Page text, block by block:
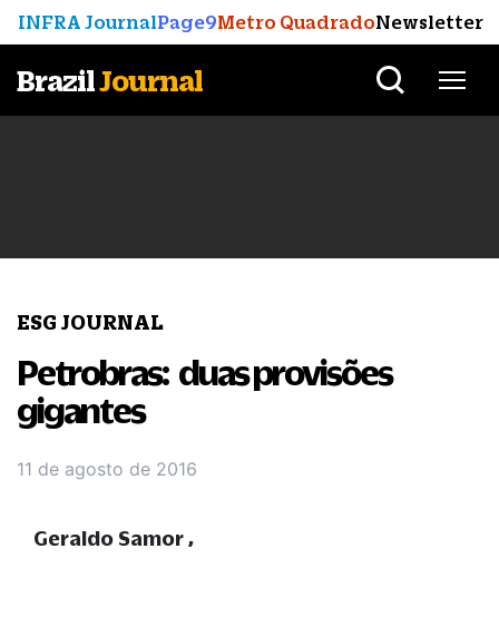
INFRA JournalPage9Metro QuadradoNewsletter
BrazilJournal
ESG JOURNAL
Petrobras: duas provisões
gigantes
11 de agosto de 2016
Geraldo Samor